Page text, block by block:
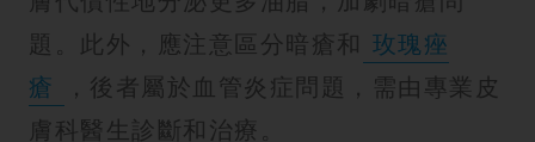
題。此外，應注意區分暗瘡和 玫瑰痤
瘡
，後者屬於血管炎症問題，需由專業皮
膚科醫生診斷和治療。